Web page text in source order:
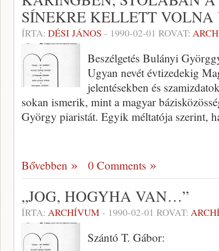
SÍNEKRE KELLETT
ÍRTA: DÉSI JÁNOS - 1990-02-01 ROVAT:
Beszélgetés Bulányi
Ugyan nevét évtizedekig
jelentésekben és
sokan ismerik, mint a magyar
György piaristát. Egyik méltatója szerint,
Bővebben 0 Comments
„JOG, HOGYHA VAN…”
ÍRTA: ARCHÍVUM - 1990-02-01 ROVAT:
Szántó T. Gábor: